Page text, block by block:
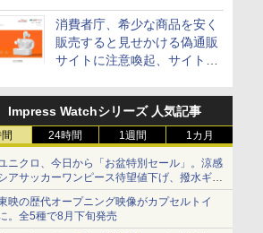
消費者庁、希少な商品を安く
販売すると見せかける偽通販
サイトに注意喚起、サイト名
Impress Watchシリーズ 人気記事
24時間 1週間 1カ月
ニクロ、今日から「お盆特別セール」。涼感
アサッカーワンピース待望値下げ、撥水ギア
ョーツは1990円に
映の歴代オープニング映像がカプセルトイ
。全5種で8月下旬発売